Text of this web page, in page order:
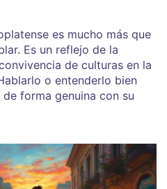
es mucho más que
Es un reflejo de la
de culturas en la
o entenderlo bien
forma genuina con su